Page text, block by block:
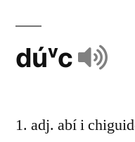
dúᵛc
1. adj. abí i